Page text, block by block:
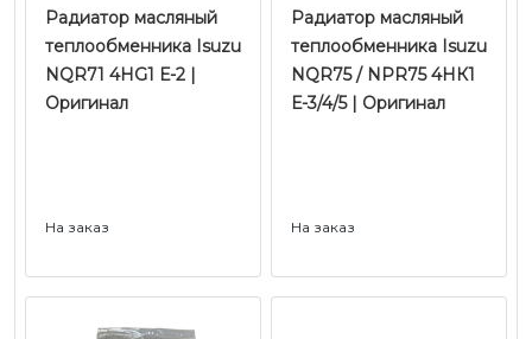
Радиатор масляный
теплообменника Isuzu
NQR71 4HG1 Е-2 |
Оригинал
На заказ
Радиатор масляный
теплообменника Isuzu
NQR75 / NPR75 4HК1
Е-3/4/5 | Оригинал
На заказ